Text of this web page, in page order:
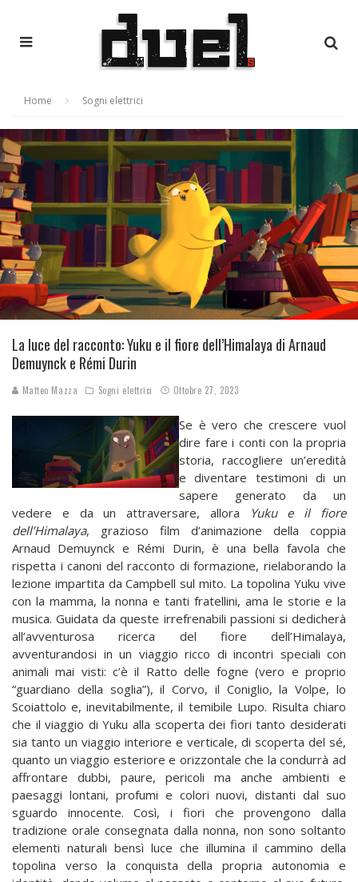
Home Sogni elettrici
La luce del racconto: Yuku e il fiore dell’Himalaya di Arnaud
Demuynck e Rémi Durin
Matteo Mazza Sogni elettrici Ottobre 27, 2023
Se è vero che crescere vuol
dire fare i conti con la propria
storia, raccogliere un’eredità
e diventare testimoni di un
sapere generato da un
vedere e da un attraversare, allora
Yuku e il fiore
dell’Himalaya, grazioso film d’animazione della coppia
Arnaud Demuynck e Rémi Durin, è una bella favola che
rispetta i canoni del racconto di formazione, rielaborando la
lezione impartita da Campbell sul mito. La topolina Yuku vive
con la mamma, la nonna e tanti fratellini, ama le storie e la
musica. Guidata da queste irrefrenabili passioni si dedicherà
all’avventurosa ricerca del fiore dell’Himalaya,
avventurandosi in un viaggio ricco di incontri speciali con
animali mai visti: c’è il Ratto delle fogne (vero e proprio
“guardiano della soglia”), il Corvo, il Coniglio, la Volpe, lo
Scoiattolo e, inevitabilmente, il temibile Lupo. Risulta chiaro
che il viaggio di Yuku alla scoperta dei fiori tanto desiderati
sia tanto un viaggio interiore e verticale, di scoperta del sé,
quanto un viaggio esteriore e orizzontale che la condurrà ad
affrontare dubbi, paure, pericoli ma anche ambienti e
paesaggi lontani, profumi e colori nuovi, distanti dal suo
sguardo innocente. Così, i fiori che provengono dalla
tradizione orale consegnata dalla nonna, non sono soltanto
elementi naturali bensì luce che illumina il cammino della
topolina verso la conquista della propria autonomia e